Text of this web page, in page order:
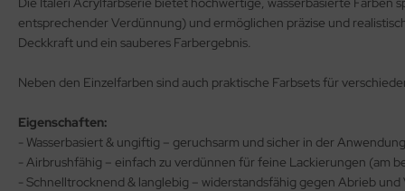
entsprechender Verdünnung) und ermöglichen präzise und
Deckkraft und ein sauberes Farbergebnis.
Neben den Einzelfarben sind auch praktische Farbsets für
Eigenschaften:
- Wasserbasiert & ungiftig – geruchsarm und sicher in der Anwendung
- Airbrushfähig – einfach zu verdünnen für feine Lackierungen (am
- Schnelltrocknend & langlebig – widerstandsfähig gegen Abrieb und
2A6 & Leopard 2A7V
- Jagdpanther
IV - Jagdpanzer IV
1 - KV-2
Abrams - US Main Battle Tank
1:35
Boss 1:35
KIT 1:35
1:35
Militär / 28mm Wargaming Miniaturen
Militär
Militär
Militär / Sonstige
Tanks - 1:Egg
1:100
1:125
1:144
1:200
1:125
1:144
1:150
1:200
Polystrolplatten, Schaumstoffplatten und Profile
Model